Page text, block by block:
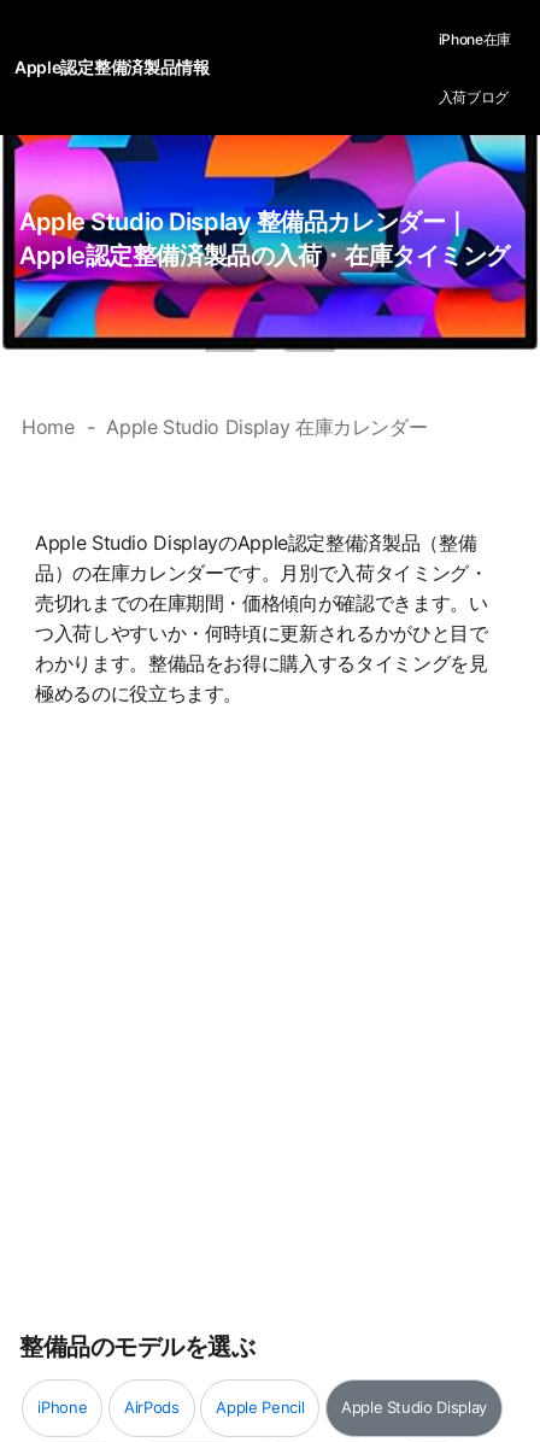
Apple認定整備済製品情報
iPhone在庫
入荷ブログ
Apple Studio Display 整備品カレンダー｜
Apple認定整備済製品の入荷・在庫タイミング
Home Apple Studio Display 在庫カレンダー
Apple Studio DisplayのApple認定整備済製品（整備
品）の在庫カレンダーです。月別で入荷タイミング・
売切れまでの在庫期間・価格傾向が確認できます。い
つ入荷しやすいか・何時頃に更新されるかがひと目で
わかります。整備品をお得に購入するタイミングを見
極めるのに役立ちます。
整備品のモデルを選ぶ
iPhone AirPods Apple Pencil Apple Studio Display